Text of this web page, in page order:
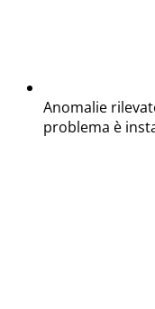
Anomalie
problema è